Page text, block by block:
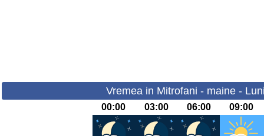
Vremea in Mitrofani - maine -
00:00 03:00 06:00 09:00